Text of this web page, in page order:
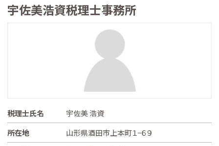
宇佐美浩資税理士事務所
税理士氏名
宇佐美 浩資
所在地
山形県酒田市上本町１−６９